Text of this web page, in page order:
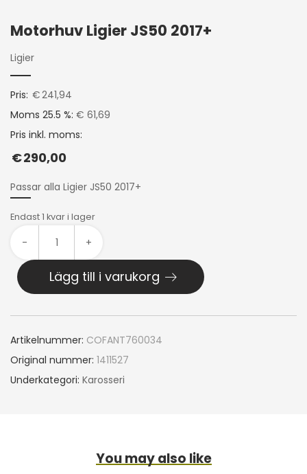
Motorhuv Ligier JS50 2017+
Ligier
Pris: €241,94
Moms 25.5 %: € 61,69
Pris inkl. moms:
€290,00
Passar alla Ligier JS50 2017+
Endast 1 kvar i lager
- +
Lägg till i varukorg
Artikelnummer: COFANT760034
Original nummer: 1411527
Underkategori: Karosseri
You may also like